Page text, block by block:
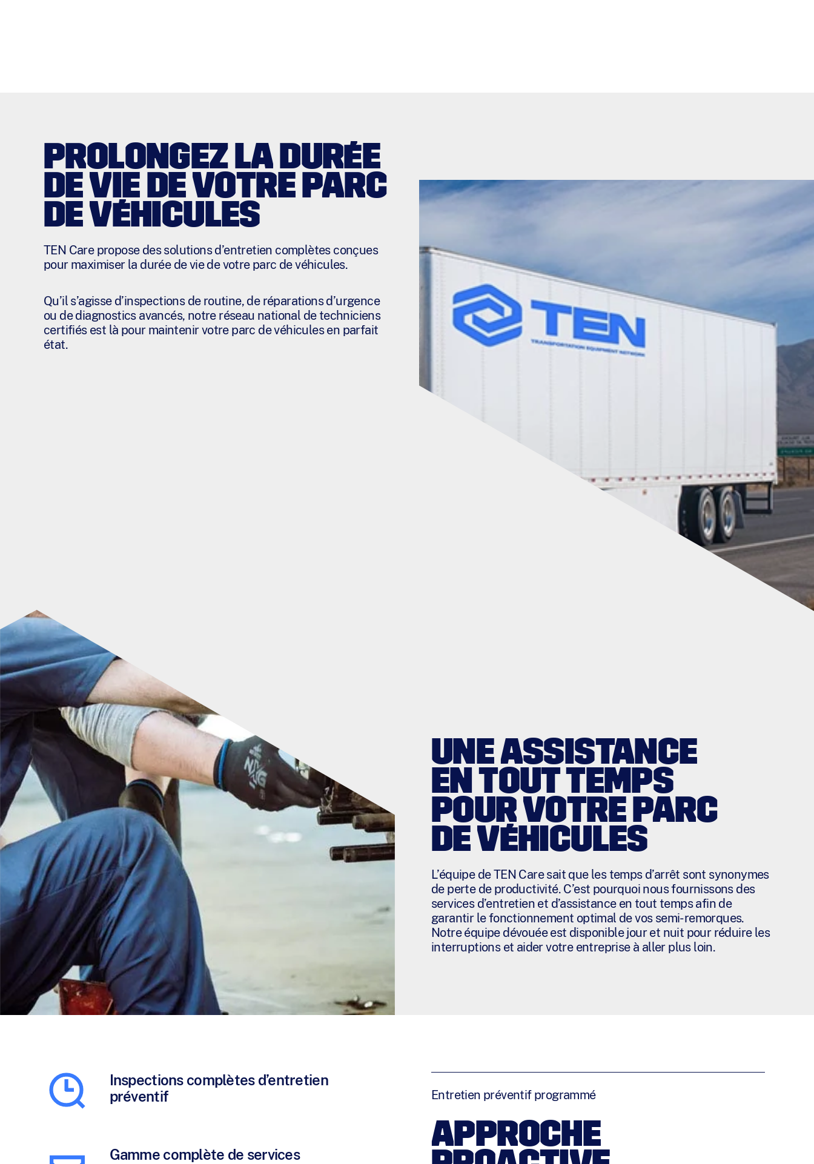
UNE ASSISTANCE
EN TOUT TEMPS
POUR VOTRE PARC
DE VÉHICULES
L’équipe de TEN Care sait que les temps d’arrêt sont synonymes
de perte de productivité. C’est pourquoi nous fournissons des
services d’entretien et d’assistance en tout temps afin de
garantir le fonctionnement optimal de vos semi-remorques.
Notre équipe dévouée est disponible jour et nuit pour réduire les
interruptions et aider votre entreprise à aller plus loin.
PROLONGEZ LA DURÉE
DE VIE DE VOTRE PARC
DE VÉHICULES
TEN Care propose des solutions d’entretien complètes conçues
pour maximiser la durée de vie de votre parc de véhicules.
Qu’il s’agisse d’inspections de routine, de réparations d’urgence
ou de diagnostics avancés, notre réseau national de techniciens
certifiés est là pour maintenir votre parc de véhicules en parfait
état.
Inspections complètes d’entretien
préventif
Gamme complète de services
Entretien préventif programmé
APPROCHE